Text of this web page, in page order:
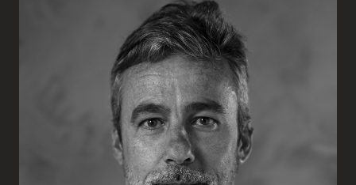
Inscribir
Boletería